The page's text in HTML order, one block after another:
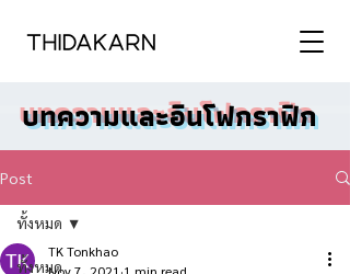
บทความและอินโฟกราฟิก
Post
ทั้งหมด
ทั้งหมด
TK Tonkhao